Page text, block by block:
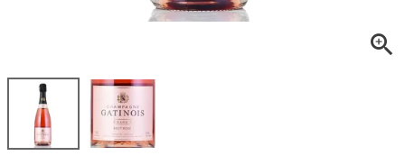
DRC
ボルドー
ローヌ
赤ワイン
スパークリング
〜9,999円
40,000円〜79,999円
お得な情報を受け取る